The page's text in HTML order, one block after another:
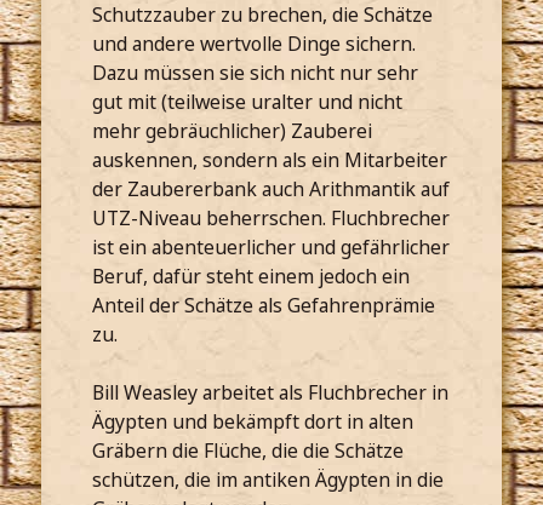
Schutzzauber zu brechen, die Schätze
und andere wertvolle Dinge sichern.
Dazu müssen sie sich nicht nur sehr
gut mit (teilweise uralter und nicht
mehr gebräuchlicher) Zauberei
auskennen, sondern als ein Mitarbeiter
der Zaubererbank auch Arithmantik auf
UTZ-Niveau beherrschen. Fluchbrecher
ist ein abenteuerlicher und gefährlicher
Beruf, dafür steht einem jedoch ein
Anteil der Schätze als Gefahrenprämie
zu.
Bill Weasley arbeitet als Fluchbrecher in
Ägypten und bekämpft dort in alten
Gräbern die Flüche, die die Schätze
schützen, die im antiken Ägypten in die